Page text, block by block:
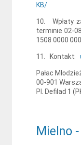
KB/
10. Wpłaty
terminie 02-
1508 0000
11. Kontakt:
Pałac
00-901
Pl. Defilad 1
Mielno